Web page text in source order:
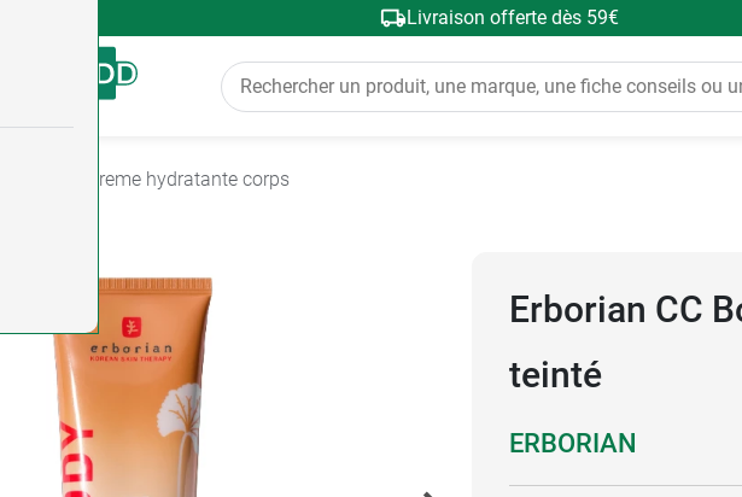
Livraison offerte dès 59€
Creme hydratante corps
Erborian CC
teinté
ERBORIAN